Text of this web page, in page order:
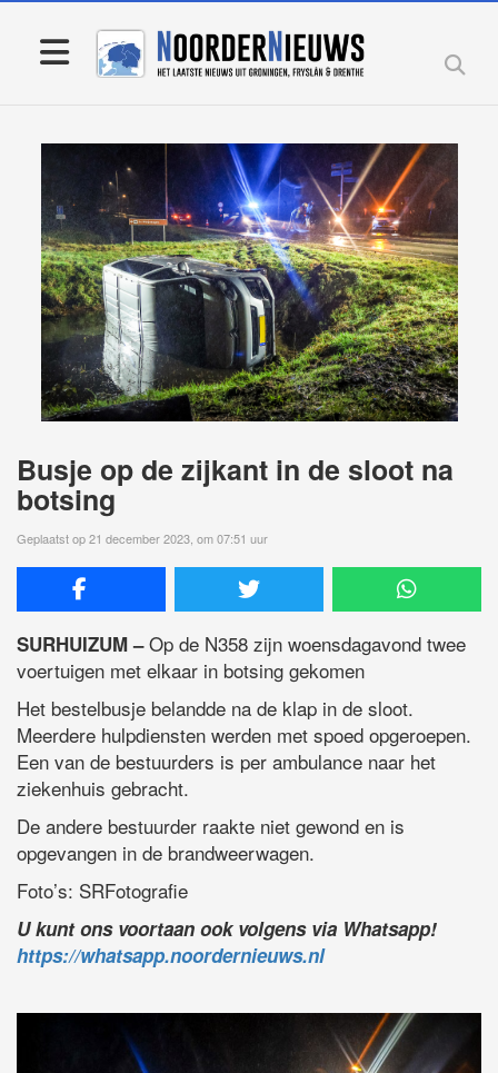
Busje op de zijkant in de sloot na
botsing
Geplaatst op 21 december 2023, om 07:51 uur
SURHUIZUM –Op de N358 zijn woensdagavond twee
voertuigen met elkaar in botsing gekomen
Het bestelbusje belandde na de klap in de sloot.
Meerdere hulpdiensten werden met spoed opgeroepen.
Een van de bestuurders is per ambulance naar het
ziekenhuis gebracht.
De andere bestuurder raakte niet gewond en is
opgevangen in de brandweerwagen.
Foto’s: SRFotografie
U kunt ons voortaan ook volgens via Whatsapp!
https://whatsapp.noordernieuws.nl